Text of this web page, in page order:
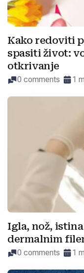
Kako redoviti
spasiti život:
otkrivanje
0 comments 1
Igla, nož,
dermalnim
0 comments 1